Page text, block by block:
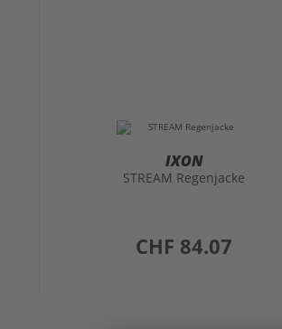
IXON
STREAM Regenjacke
preis
CHF 84.07